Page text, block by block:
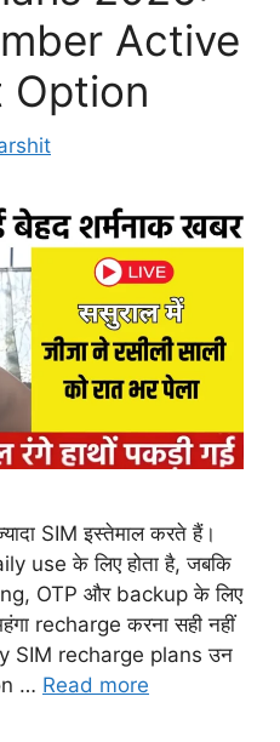
Active
Option
SIM इस्तेमाल करते हैं।
use के लिए होता है, जबकि
OTP और backup के लिए
recharge करना सही नहीं
SIM recharge plans उन
… Read more